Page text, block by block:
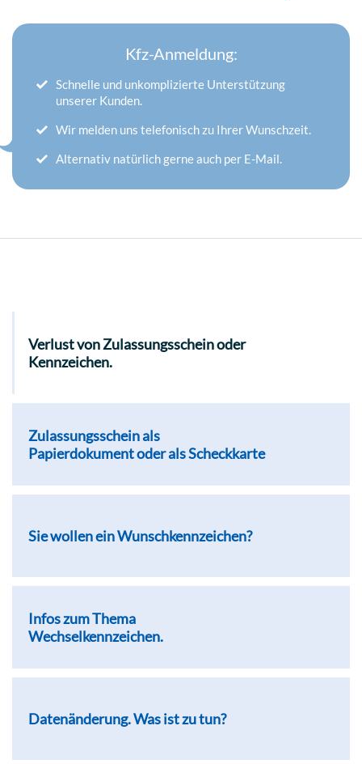
Kfz-Anmeldung:
Schnelle und unkomplizierte Unterstützung
unserer Kunden.
Wir melden uns telefonisch zu Ihrer Wunschzeit.
Alternativ natürlich gerne auch per E-Mail.
Verlust von Zulassungsschein oder
Kennzeichen.
Zulassungsschein als
Papierdokument oder als Scheckkarte
Sie wollen ein Wunschkennzeichen?
Infos zum Thema
Wechselkennzeichen.
Datenänderung. Was ist zu tun?